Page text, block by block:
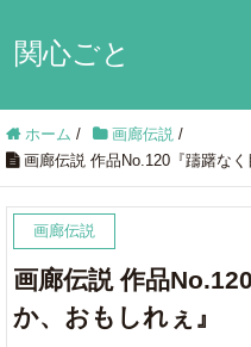
関心ごと
ホーム / 画廊伝説 /
画廊伝説 作品No.120『躊躇なく
画廊伝説
画廊伝説 作品
か、おもしれぇ』